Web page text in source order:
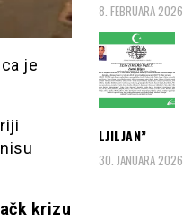
je
krizu
8. FEBRUARA 2026
LJILJAN”
30. JANUARA 2026